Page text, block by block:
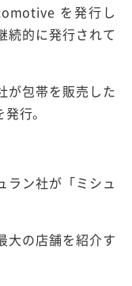
を発行し
続的に発行されて
が包帯を販売した
行。
ラン社が「ミシュ
大の店舗を紹介す